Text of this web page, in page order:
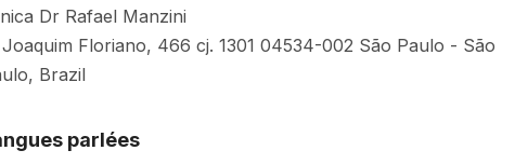
Dr Rafael Manzini
Joaquim Floriano, 466 cj. 1301 04534-002 São Paulo - São
, Brazil
parlées